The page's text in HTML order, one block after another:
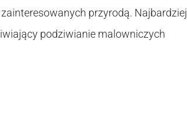
przyrodą. Najbardziej
podziwianie malowniczych